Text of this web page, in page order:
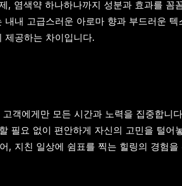
염색약 하나하나까지 성분과 효과를
내 고급스러운 아로마 향과 부드러운
제공하는 차이입니다.
객에게만 모든 시간과 노력을 집중합니
필요 없이 편안하게 자신의 고민을 털
지친 일상에 쉼표를 찍는 힐링의 경험